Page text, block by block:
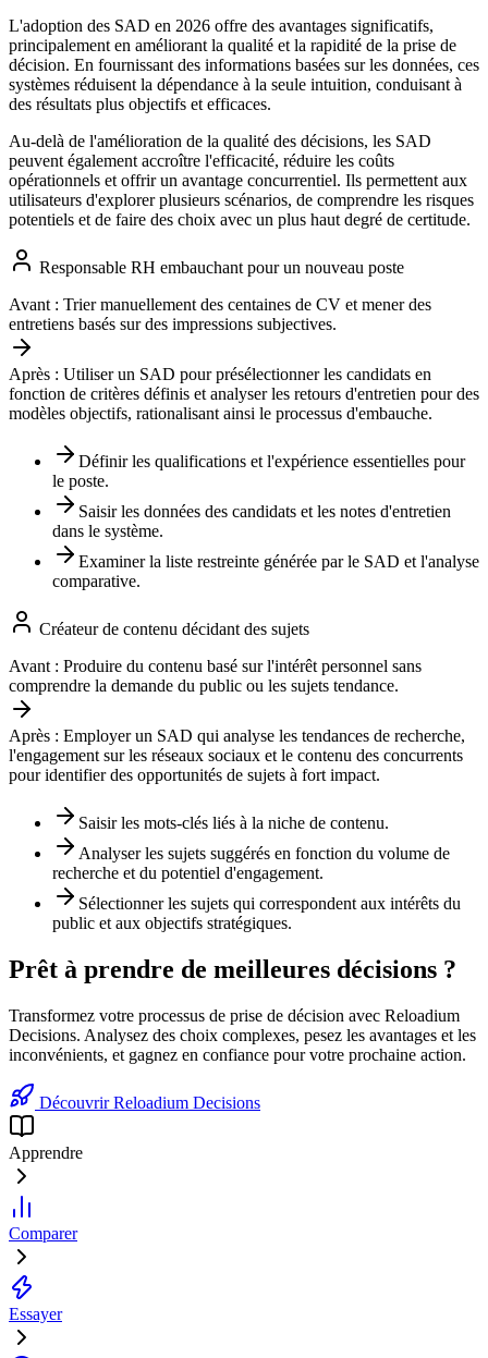
L'adoption des SAD en 2026 offre des avantages significatifs,
principalement en améliorant la qualité et la rapidité de la prise de
décision. En fournissant des informations basées sur les données, ces
systèmes réduisent la dépendance à la seule intuition, conduisant à
des résultats plus objectifs et efficaces.
Au-delà de l'amélioration de la qualité des décisions, les SAD
peuvent également accroître l'efficacité, réduire les coûts
opérationnels et offrir un avantage concurrentiel. Ils permettent aux
utilisateurs d'explorer plusieurs scénarios, de comprendre les risques
potentiels et de faire des choix avec un plus haut degré de certitude.
Responsable RH embauchant pour un nouveau poste
Avant : Trier manuellement des centaines de CV et mener des
entretiens basés sur des impressions subjectives.
Après : Utiliser un SAD pour présélectionner les candidats en
fonction de critères définis et analyser les retours d'entretien pour des
modèles objectifs, rationalisant ainsi le processus d'embauche.
Définir les qualifications et l'expérience essentielles pour
le poste.
Saisir les données des candidats et les notes d'entretien
dans le système.
Examiner la liste restreinte générée par le SAD et l'analyse
comparative.
Créateur de contenu décidant des sujets
Avant : Produire du contenu basé sur l'intérêt personnel sans
comprendre la demande du public ou les sujets tendance.
Après : Employer un SAD qui analyse les tendances de recherche,
l'engagement sur les réseaux sociaux et le contenu des concurrents
pour identifier des opportunités de sujets à fort impact.
Saisir les mots-clés liés à la niche de contenu.
Analyser les sujets suggérés en fonction du volume de
recherche et du potentiel d'engagement.
Sélectionner les sujets qui correspondent aux intérêts du
public et aux objectifs stratégiques.
Prêt à prendre de meilleures décisions ?
Transformez votre processus de prise de décision avec Reloadium
Decisions. Analysez des choix complexes, pesez les avantages et les
inconvénients, et gagnez en confiance pour votre prochaine action.
Découvrir Reloadium Decisions
Apprendre
Comparer
Essayer